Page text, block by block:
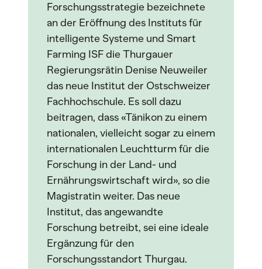
Forschungsstrategie bezeichnete
an der Eröffnung des Instituts für
intelligente Systeme und Smart
Farming ISF die Thurgauer
Regierungsrätin Denise Neuweiler
das neue Institut der Ostschweizer
Fachhochschule. Es soll dazu
beitragen, dass «Tänikon zu einem
nationalen, vielleicht sogar zu einem
internationalen Leuchtturm für die
Forschung in der Land- und
Ernährungswirtschaft wird», so die
Magistratin weiter. Das neue
Institut, das angewandte
Forschung betreibt, sei eine ideale
Ergänzung für den
Forschungsstandort Thurgau.